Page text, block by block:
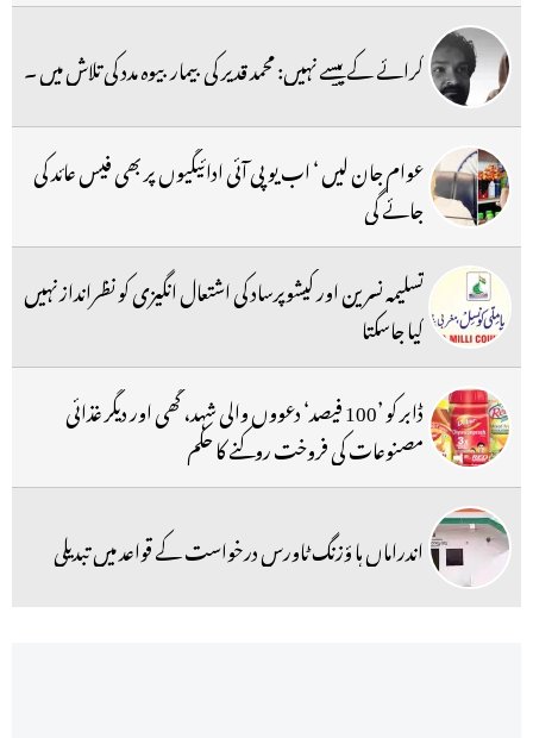
کرائے کے پیسے نہیں: محمد قدیر کی بیمار بیوہ مدد کی تلاش میں ۔
عوام جان لیں ‘ اب یو پی آئی ادائیگیوں پر بھی فیس عائد کی
جائے گی
تسلیمہ نسرین اور کیشوپرساد کی اشتعال انگیزی کو نظرانداز نہیں
کیا جاسکتا
ڈابر کو ’100 فیصد‘ دعووں والی شہد، گھی اور دیگر غذائی
مصنوعات کی فروخت روکنے کا حکم
اندراماں ہا ؤزنگ ٹاورس درخواست کے قواعد میں تبدیلی